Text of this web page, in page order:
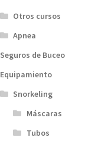
Otros cursos
Apnea
Seguros de Buceo
Equipamiento
Snorkeling
Máscaras
Tubos